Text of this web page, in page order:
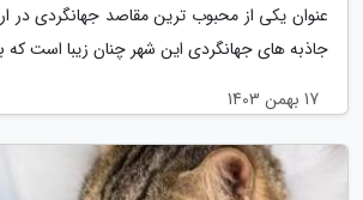
عنوان یکی از محبوب ترین مقاصد جهانگردی در
جاذبه های جهانگردی این شهر چنان زیبا است که
17 بهمن 1403